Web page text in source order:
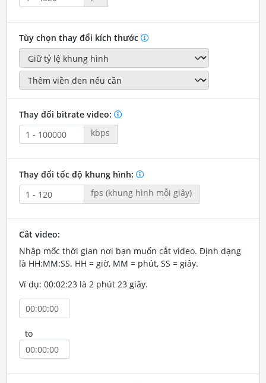
Tùy chọn thay đổi kích thước
Thay đổi bitrate video:
kbps
Thay đổi tốc độ khung hình:
fps (khung hình mỗi giây)
Cắt video:
Nhập mốc thời gian nơi bạn muốn cắt video. Định dạng
là HH:MM:SS. HH = giờ, MM = phút, SS = giây.
Ví dụ: 00:02:23 là 2 phút 23 giây.
to